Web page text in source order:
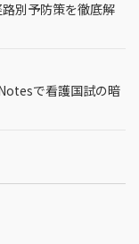
別予防策を徹底解
で看護国試の暗